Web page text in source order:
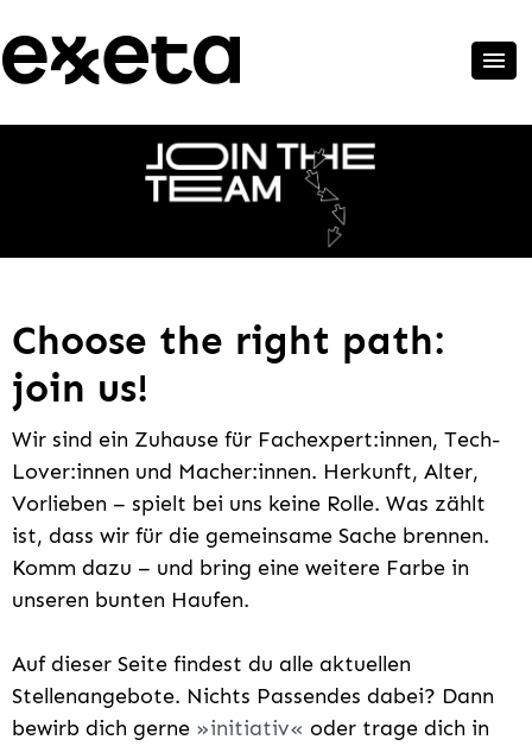
Choose the right path:
join us!
Wir sind ein Zuhause für Fachexpert:innen, Tech-
Lover:innen und Macher:innen. Herkunft, Alter,
Vorlieben – spielt bei uns keine Rolle. Was zählt
ist, dass wir für die gemeinsame Sache brennen.
Komm dazu – und bring eine weitere Farbe in
unseren bunten Haufen.
Auf dieser Seite findest du alle aktuellen
Stellenangebote. Nichts Passendes dabei? Dann
bewirb dich gerne
initiativ
oder trage dich in